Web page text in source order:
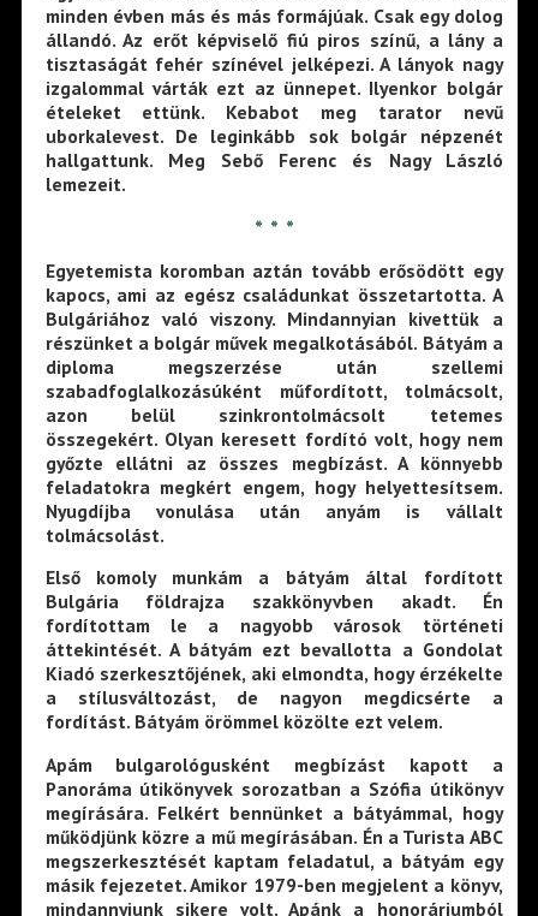
minden évben más és más formájúak. Csak egy dolog
állandó. Az erőt képviselő fiú piros színű, a lány a
tisztaságát fehér színével jelképezi. A lányok nagy
izgalommal várták ezt az ünnepet. Ilyenkor bolgár
ételeket ettünk. Kebabot meg tarator nevű
uborkalevest. De leginkább sok bolgár népzenét
hallgattunk. Meg Sebő Ferenc és Nagy László
lemezeit.
* * *
Egyetemista koromban aztán tovább erősödött egy
kapocs, ami az egész családunkat összetartotta. A
Bulgáriához való viszony. Mindannyian kivettük a
részünket a bolgár művek megalkotásából. Bátyám a
diploma megszerzése után szellemi
szabadfoglalkozásúként műfordított, tolmácsolt,
azon belül szinkrontolmácsolt tetemes
összegekért. Olyan keresett fordító volt, hogy nem
győzte ellátni az összes megbízást. A könnyebb
feladatokra megkért engem, hogy helyettesítsem.
Nyugdíjba vonulása után anyám is vállalt
tolmácsolást.
Első komoly munkám a bátyám által fordított
Bulgária földrajza szakkönyvben akadt. Én
fordítottam le a nagyobb városok történeti
áttekintését. A bátyám ezt bevallotta a Gondolat
Kiadó szerkesztőjének, aki elmondta, hogy érzékelte
a stílusváltozást, de nagyon megdicsérte a
fordítást. Bátyám örömmel közölte ezt velem.
Apám bulgarológusként megbízást kapott a
Panoráma útikönyvek sorozatban a Szófia útikönyv
megírására. Felkért bennünket a bátyámmal, hogy
működjünk közre a mű megírásában. Én a Turista ABC
megszerkesztését kaptam feladatul, a bátyám egy
másik fejezetet. Amikor 1979-ben megjelent a könyv,
mindannyiunk sikere volt. Apánk a honoráriumból